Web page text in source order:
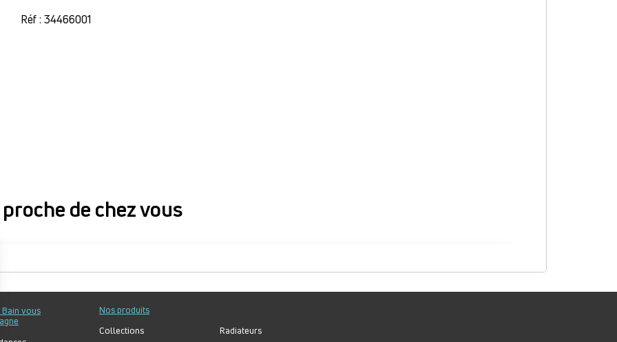
Réf : 34466001
de chez vous
de chez vous
Bain vous
Nos produits
Collections
Radiateurs